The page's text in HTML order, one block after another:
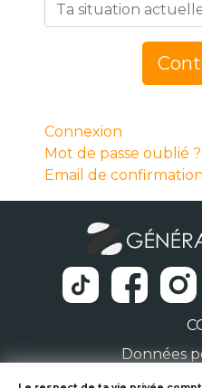
Connexion
Mot de passe oublié ?
Email de
Données